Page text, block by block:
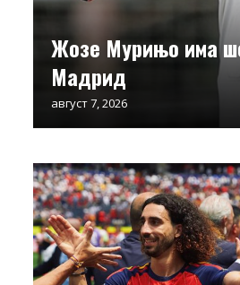
Жозе Мурињо има
Мадрид
август 7, 2026